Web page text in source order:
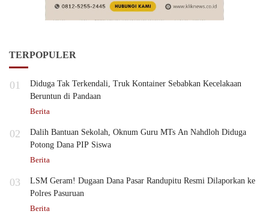
TERPOPULER
01
Diduga Tak Terkendali, Truk Kontainer Sebabkan Kecelakaan
Beruntun di Pandaan
Berita
02
Dalih Bantuan Sekolah, Oknum Guru MTs An Nahdloh Diduga
Potong Dana PIP Siswa
Berita
03
LSM Geram! Dugaan Dana Pasar Randupitu Resmi Dilaporkan ke
Polres Pasuruan
Berita